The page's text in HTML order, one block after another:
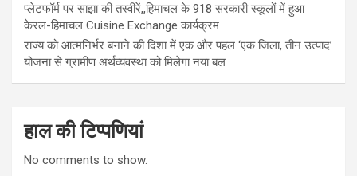
प्लेटफॉर्म पर साझा की तस्वीरें,,हिमाचल के 918 सरकारी स्कूलों में हुआ
केरल-हिमाचल Cuisine Exchange कार्यक्रम
राज्य को आत्मनिर्भर बनाने की दिशा में एक और पहल ‘एक जिला, तीन उत्पाद’
योजना से ग्रामीण अर्थव्यवस्था को मिलेगा नया बल
हाल की टिप्पणियां
No comments to show.